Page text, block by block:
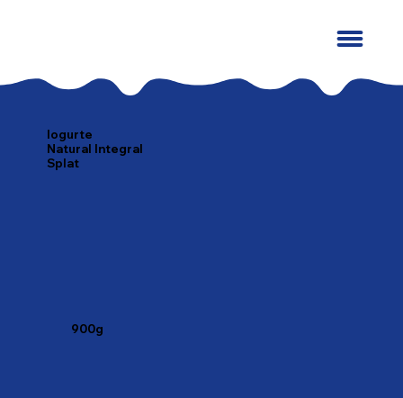
Iogurte
Natural Integral
Splat
900g